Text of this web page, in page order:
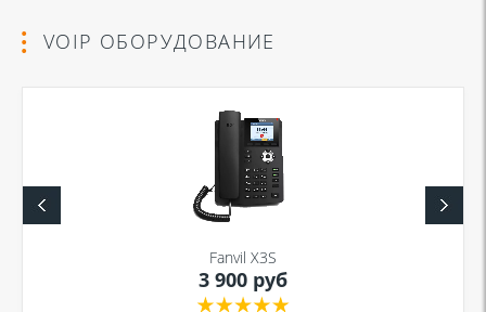
VOIP ОБОРУДОВАНИЕ
Fanvil X3S
3 900 руб